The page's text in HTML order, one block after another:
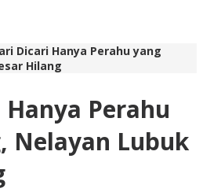
Dicari Hanya Perahu yang
Hilang
Perahu
Nelayan Lubuk